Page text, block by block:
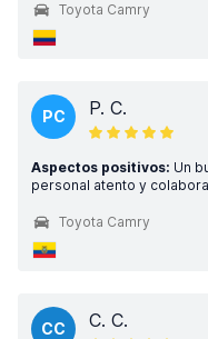
Toyota Camry
PC P. C.
Aspectos positivos: Un
personal atento y
Toyota Camry
CC C. C.